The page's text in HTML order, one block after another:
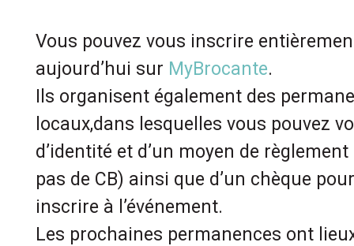
Vous pouvez vous inscrire
aujourd’hui sur MyBrocante.
Ils organisent également des
locaux,dans lesquelles vous pouvez
d’identité et d’un moyen de
pas de CB) ainsi que d’un chèque
inscrire à l’événement.
Les prochaines permanences ont